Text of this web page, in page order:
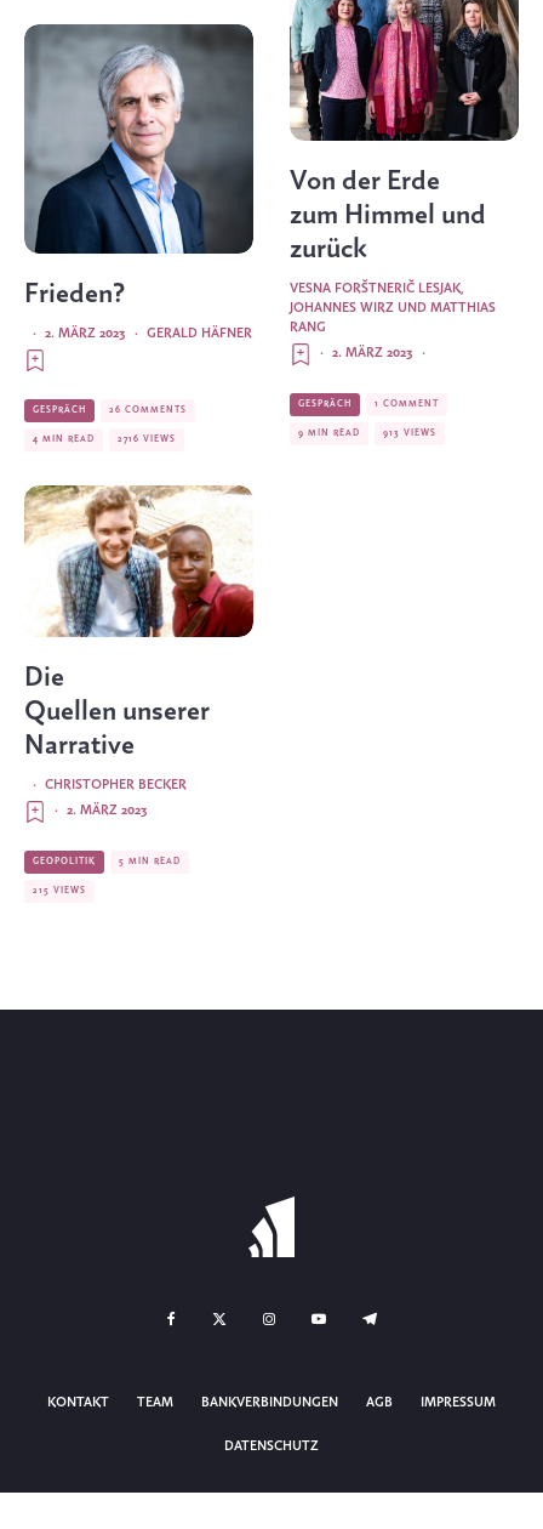
Frieden?
GERALD HÄFNER
·
2. MÄRZ 2023
·
GESPRÄCH 26 COMMENTS
4 MIN READ 2716 VIEWS
Die
Quellen unserer
Narrative
CHRISTOPHER BECKER
·
2. MÄRZ 2023
·
GEOPOLITIK 5 MIN READ
215 VIEWS
Von der Erde
zum Himmel und
zurück
VESNA FORŠTNERIČ LESJAK,
JOHANNES WIRZ UND MATTHIAS
RANG
·
2. MÄRZ 2023
·
GESPRÄCH 1 COMMENT
9 MIN READ 913 VIEWS
KONTAKT TEAM BANKVERBINDUNGEN AGB IMPRESSUM
DATENSCHUTZ